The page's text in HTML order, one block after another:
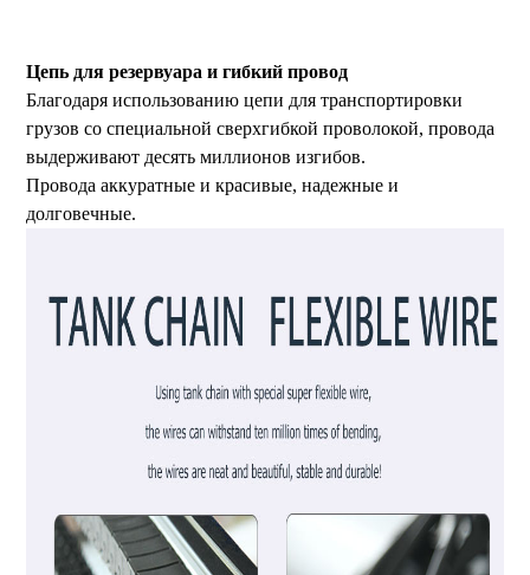
Цепь для резервуара и гибкий провод
Благодаря использованию цепи для транспортировки
грузов со специальной сверхгибкой проволокой, провода
выдерживают десять миллионов изгибов.
Провода аккуратные и красивые, надежные и
долговечные.